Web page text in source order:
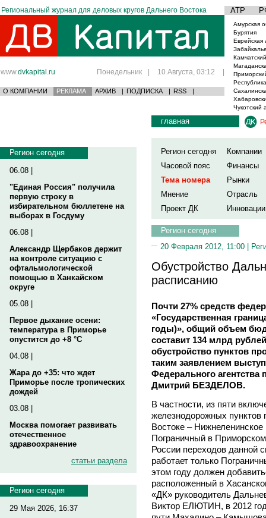
Региональный журнал для деловых кругов Дальнего Востока АТР
www.dvkapital.ru Понедельник | 10 Августа, 03:12 |
О КОМПАНИИ РЕКЛАМА АРХИВ | ПОДПИСКА | RSS |
Амурская
Бурятия
Еврейская
Чукотский
Регион сегодня
06.08 |
"Единая Россия" получила
первую строку в
избирательном бюллетене на
выборах в Госдуму
06.08 |
Александр Щербаков держит
на контроле ситуацию с
офтальмологической
помощью в Ханкайском
округе
05.08 |
Первое дыхание осени:
температура в Приморье
опустится до +8 °C
04.08 |
Жара до +35: что ждет
Приморье после тропических
дождей
03.08 |
Москва помогает развивать
отечественное
здравоохранение
статьи раздела
Регион сегодня
29 Мая 2026, 16:37
главная
Регион сегодня
Компании
Часовой пояс
Финансы
Тема номера
Рынки
Мнение
Отрасль
Проект ДК
Инновации
Регион сегодня
20 Февраля 2012, 11:00 |
Обустройство
расписанию
Почти 27% средств
«Государственная
годы)», общий объем
составит 134 млрд
обустройство пунктов
таким заявлением
Федерального агентства
Дмитрий БЕЗДЕЛОВ.
В частности, из пяти
железнодорожных пунктов
Востоке –
Пограничный в
России переходов данной
работает только
этом году должен
расположенный в
«ДК» руководитель
Виктор ЕЛЮТИН, в 2012